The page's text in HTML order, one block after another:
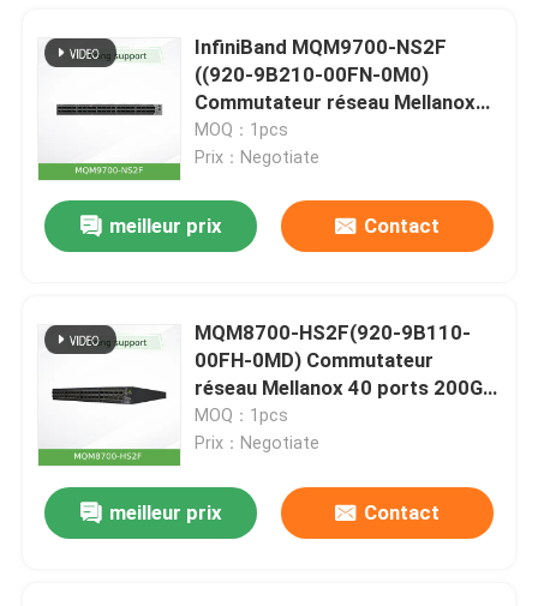
InfiniBand MQM9700-NS2F
((920-9B210-00FN-0M0)
Commutateur réseau Mellanox
1U NDR 400Gb/S Pour le serveur
MOQ：1pcs
Prix：Negotiate
meilleur prix Contact
MQM8700-HS2F(920-9B110-
00FH-0MD) Commutateur
réseau Mellanox 40 ports 200G
InfiniBand pour centre de
données
MOQ：1pcs
Prix：Negotiate
meilleur prix Contact